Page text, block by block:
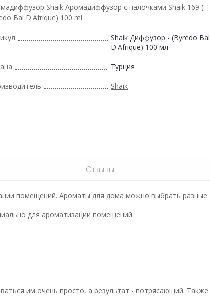
Shaik Аромадиффузор с палочками Shaik 169 (
Bal D'Afrique) 100 ml
Shaik Диффузор - (Byredo Bal
D'Afrique) 100 мл
Турция
Shaik
Отзывы
помещений. Ароматы для дома можно выбрать разные.
для ароматизации помещений.
им очень просто, а результат - потрясающий. Также